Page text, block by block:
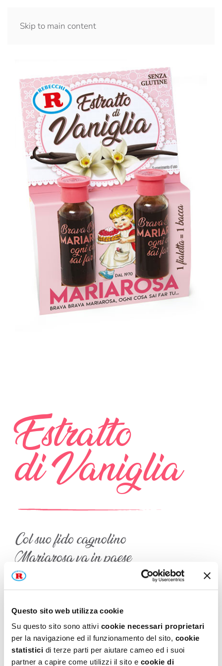
Questo sito web utilizza cookie
Su questo sito sono attivi cookie necessari proprietari
per la navigazione ed il funzionamento del sito, cookie
statistici di terze parti per aiutare cameo ed i suoi
partner a capire come utilizzi il sito e cookie di
Skip to main content
Estratto
di Vaniglia
Col suo fido cagnolino
Mariarosa va in paese
porta al braccio il suo cestino
e se ne va dal pasticcere.
“Per un dolce da meraviglia
quel che cerco è la vaniglia!”.